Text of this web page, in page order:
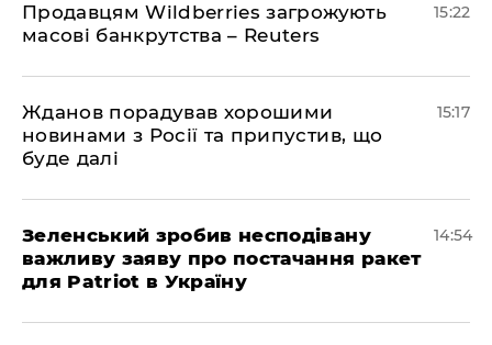
Продавцям Wildberries загрожують
масові банкрутства – Reuters
15:22
Жданов порадував хорошими
новинами з Росії та припустив, що
буде далі
15:17
Зеленський зробив несподівану
важливу заяву про постачання ракет
для Patriot в Україну
14:54